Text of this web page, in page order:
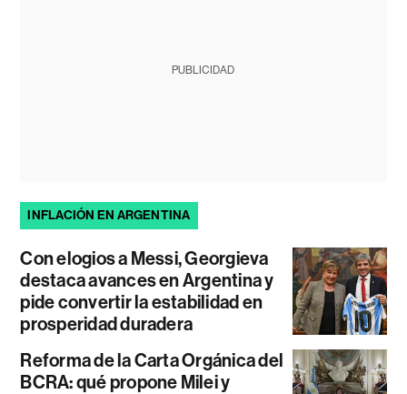
PUBLICIDAD
INFLACIÓN EN ARGENTINA
Con elogios a Messi, Georgieva
destaca avances en Argentina y
pide convertir la estabilidad en
prosperidad duradera
Reforma de la Carta Orgánica del
BCRA: qué propone Milei y